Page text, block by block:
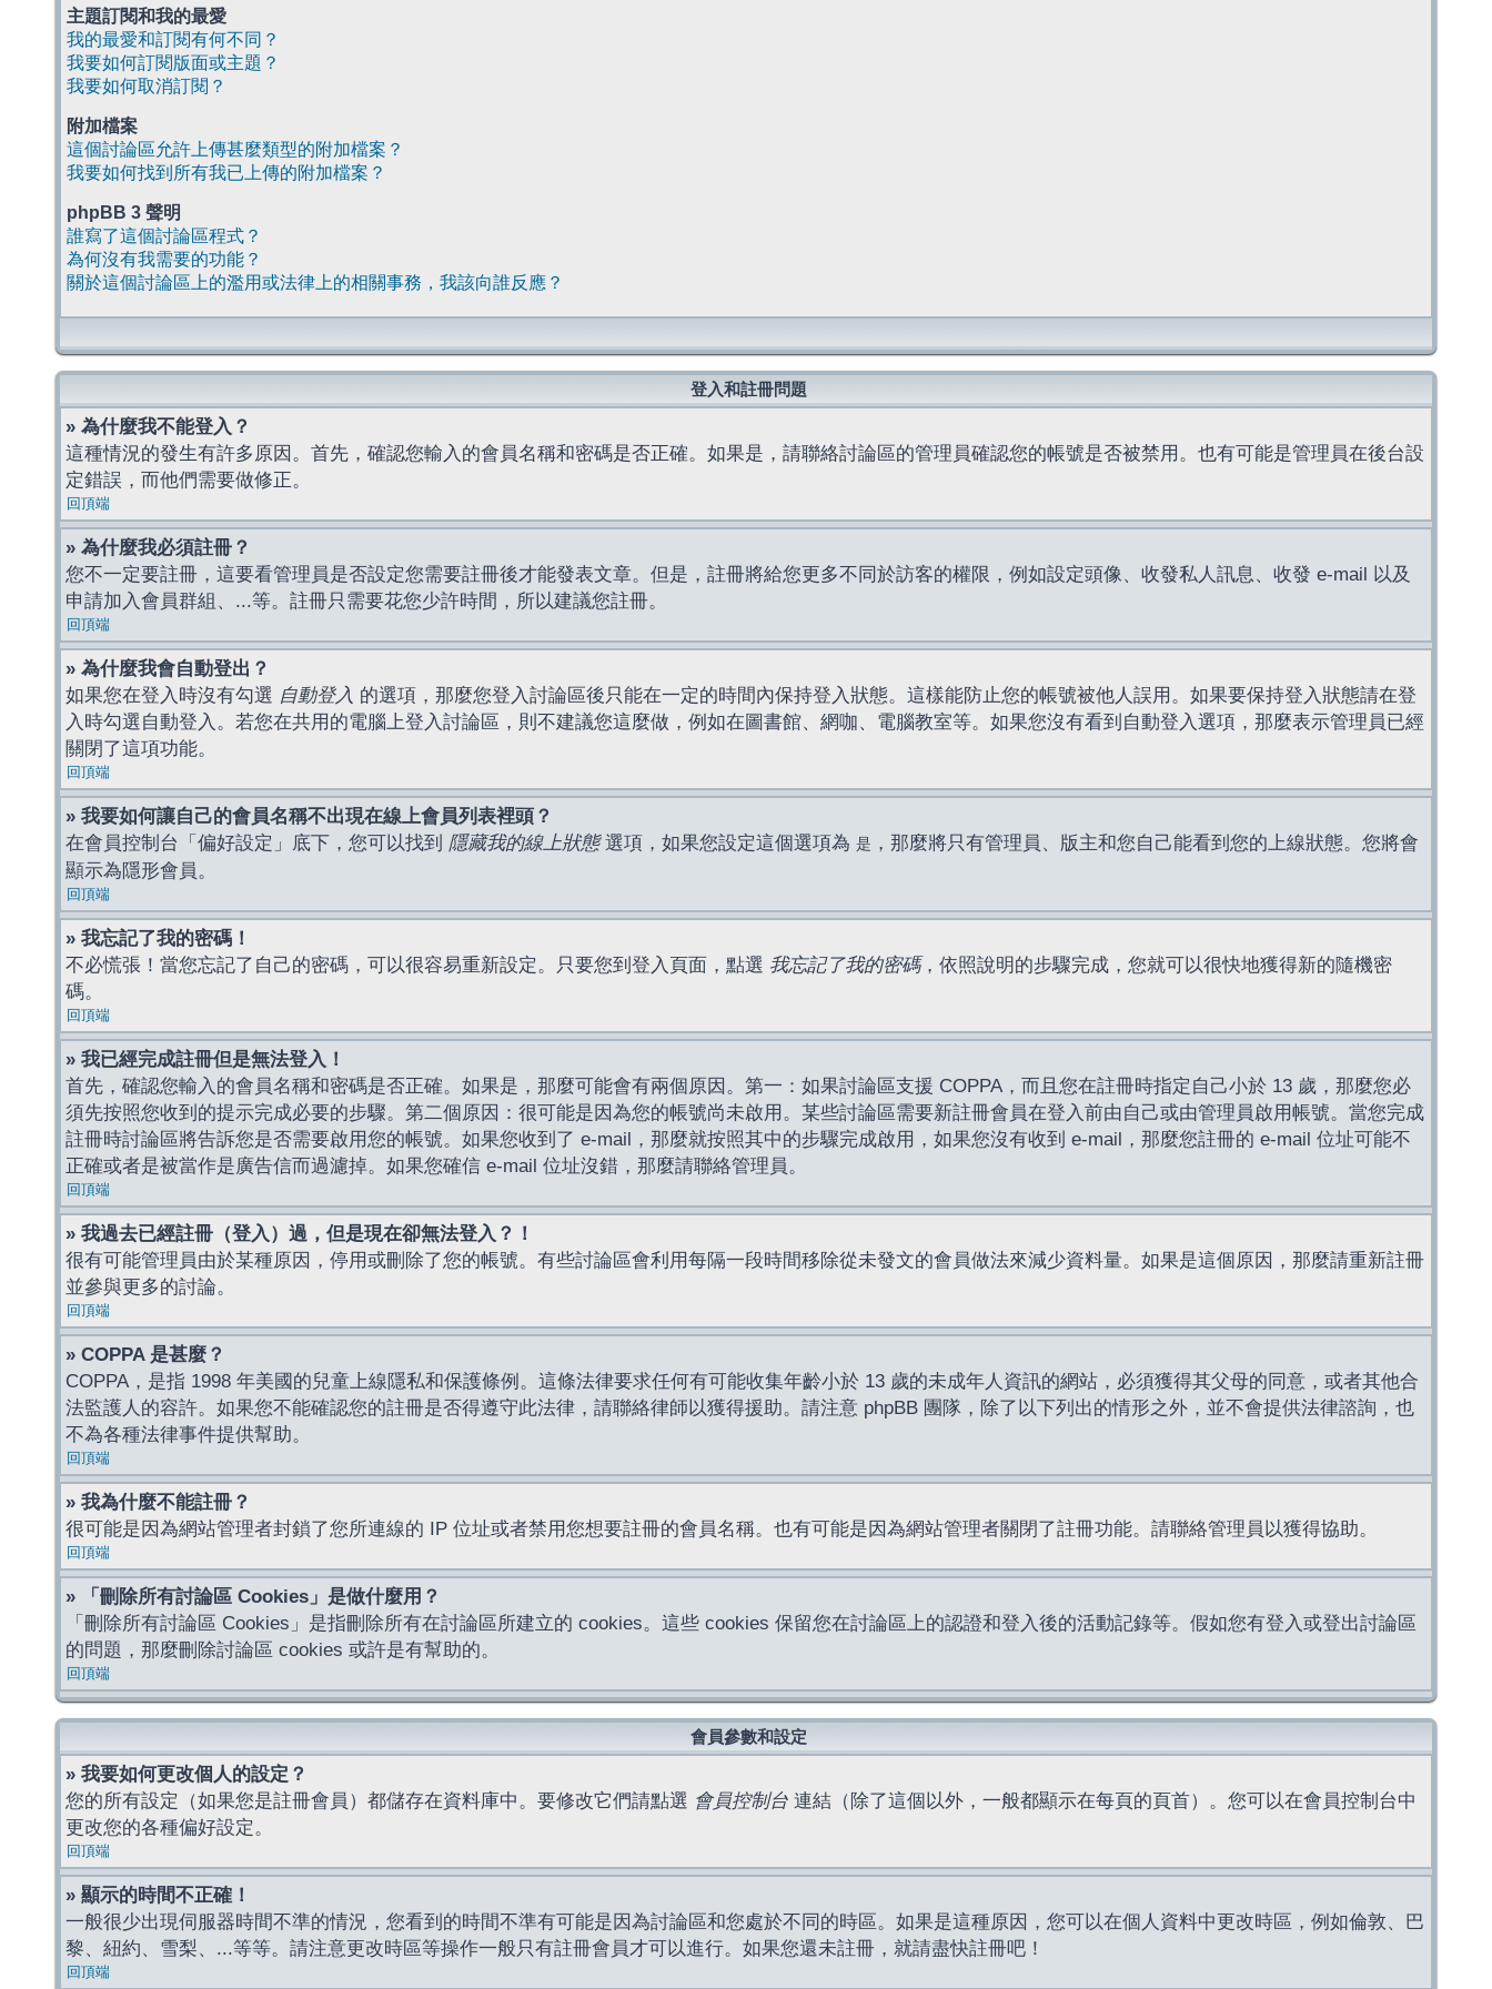
主題訂閱和我的最愛
我的最愛和訂閱有何不同？
我要如何訂閱版面或主題？
我要如何取消訂閱？
附加檔案
這個討論區允許上傳甚麼類型的附加檔案？
我要如何找到所有我已上傳的附加檔案？
phpBB 3 聲明
誰寫了這個討論區程式？
為何沒有我需要的功能？
關於這個討論區上的濫用或法律上的相關事務，我該向誰反應？
登入和註冊問題
» 為什麼我不能登入？
這種情況的發生有許多原因。首先，確認您輸入的會員名稱和密碼是否正確。如果是，請聯絡討論區的管理員確認您的帳號是否被禁用。也有可能是管理員在後台設
定錯誤，而他們需要做修正。
回頂端
» 為什麼我必須註冊？
您不一定要註冊，這要看管理員是否設定您需要註冊後才能發表文章。但是，註冊將給您更多不同於訪客的權限，例如設定頭像、收發私人訊息、收發 e-mail 以及
申請加入會員群組、...等。註冊只需要花您少許時間，所以建議您註冊。
回頂端
» 為什麼我會自動登出？
如果您在登入時沒有勾選 自動登入 的選項，那麼您登入討論區後只能在一定的時間內保持登入狀態。這樣能防止您的帳號被他人誤用。如果要保持登入狀態請在登
入時勾選自動登入。若您在共用的電腦上登入討論區，則不建議您這麼做，例如在圖書館、網咖、電腦教室等。如果您沒有看到自動登入選項，那麼表示管理員已經
關閉了這項功能。
回頂端
» 我要如何讓自己的會員名稱不出現在線上會員列表裡頭？
在會員控制台「偏好設定」底下，您可以找到 隱藏我的線上狀態選項，如果您設定這個選項為 是 ，那麼將只有管理員、版主和您自己能看到您的上線狀態。您將會
顯示為隱形會員。
回頂端
» 我忘記了我的密碼！
不必慌張！當您忘記了自己的密碼，可以很容易重新設定。只要您到登入頁面，點選 我忘記了我的密碼，依照說明的步驟完成，您就可以很快地獲得新的隨機密
碼。
回頂端
» 我已經完成註冊但是無法登入！
首先，確認您輸入的會員名稱和密碼是否正確。如果是，那麼可能會有兩個原因。第一：如果討論區支援 COPPA，而且您在註冊時指定自己小於 13 歲，那麼您必
須先按照您收到的提示完成必要的步驟。第二個原因：很可能是因為您的帳號尚未啟用。某些討論區需要新註冊會員在登入前由自己或由管理員啟用帳號。當您完成
註冊時討論區將告訴您是否需要啟用您的帳號。如果您收到了 e-mail，那麼就按照其中的步驟完成啟用，如果您沒有收到 e-mail，那麼您註冊的 e-mail 位址可能不
正確或者是被當作是廣告信而過濾掉。如果您確信 e-mail 位址沒錯，那麼請聯絡管理員。
回頂端
» 我過去已經註冊（登入）過，但是現在卻無法登入？！
很有可能管理員由於某種原因，停用或刪除了您的帳號。有些討論區會利用每隔一段時間移除從未發文的會員做法來減少資料量。如果是這個原因，那麼請重新註冊
並參與更多的討論。
回頂端
» COPPA 是甚麼？
COPPA，是指 1998 年美國的兒童上線隱私和保護條例。這條法律要求任何有可能收集年齡小於 13 歲的未成年人資訊的網站，必須獲得其父母的同意，或者其他合
法監護人的容許。如果您不能確認您的註冊是否得遵守此法律，請聯絡律師以獲得援助。請注意 phpBB 團隊，除了以下列出的情形之外，並不會提供法律諮詢，也
不為各種法律事件提供幫助。
回頂端
» 我為什麼不能註冊？
很可能是因為網站管理者封鎖了您所連線的 IP 位址或者禁用您想要註冊的會員名稱。也有可能是因為網站管理者關閉了註冊功能。請聯絡管理員以獲得協助。
回頂端
» 「刪除所有討論區 Cookies」是做什麼用？
「刪除所有討論區 Cookies」是指刪除所有在討論區所建立的 cookies。這些 cookies 保留您在討論區上的認證和登入後的活動記錄等。假如您有登入或登出討論區
的問題，那麼刪除討論區 cookies 或許是有幫助的。
回頂端
會員參數和設定
» 我要如何更改個人的設定？
您的所有設定（如果您是註冊會員）都儲存在資料庫中。要修改它們請點選 會員控制台 連結（除了這個以外，一般都顯示在每頁的頁首）。您可以在會員控制台中
更改您的各種偏好設定。
回頂端
» 顯示的時間不正確！
一般很少出現伺服器時間不準的情況，您看到的時間不準有可能是因為討論區和您處於不同的時區。如果是這種原因，您可以在個人資料中更改時區，例如倫敦、巴
黎、紐約、雪梨、...等等。請注意更改時區等操作一般只有註冊會員才可以進行。如果您還未註冊，就請盡快註冊吧！
回頂端